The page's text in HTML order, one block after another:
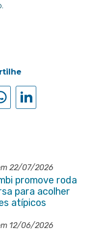
22/07/2026
promove roda
para acolher
atípicos
12/06/2026